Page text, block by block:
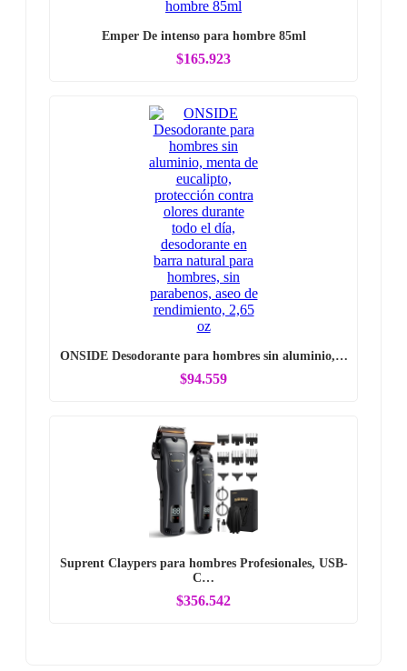
Emper De intenso para hombre 85ml
$165.923
ONSIDE Desodorante para hombres sin aluminio,…
$94.559
Suprent Claypers para hombres Profesionales, USB-
C…
$356.542